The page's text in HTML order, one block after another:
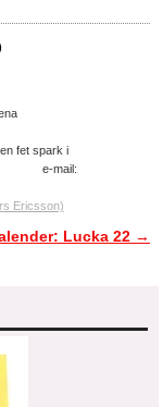
fet spark i
mail:
Ericsson)
Lucka 22 →